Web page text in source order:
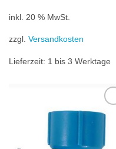
inkl. 20 % MwSt.
zzgl. Versandkosten
Lieferzeit: 1 bis 3 Werktage
Zu
hinzufügen